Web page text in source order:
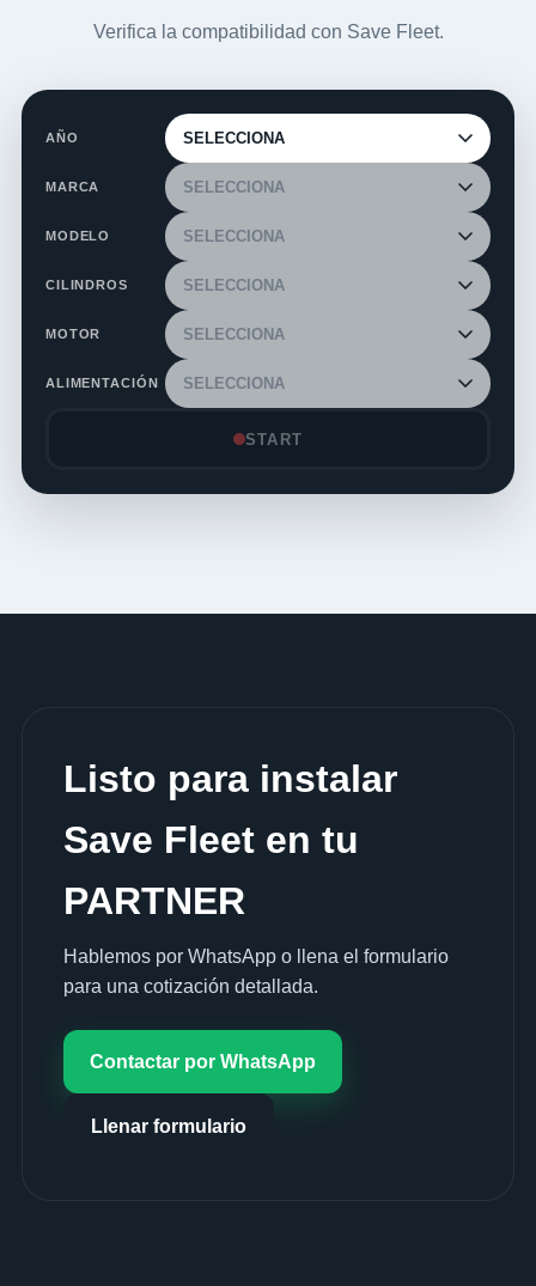
Verifica la compatibilidad con Save Fleet.
AÑO
MARCA
MODELO
CILINDROS
MOTOR
ALIMENTACIÓN
START
Listo para instalar
Save Fleet en tu
PARTNER
Hablemos por WhatsApp o llena el formulario
para una cotización detallada.
Contactar por WhatsApp
Llenar formulario